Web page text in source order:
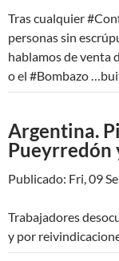
Tras cualquier
personas sin
hablamos de venta
o el #Bombazo
Argentina.
Pueyrredón
Publicado: Fri, 09
Trabajadores
y por